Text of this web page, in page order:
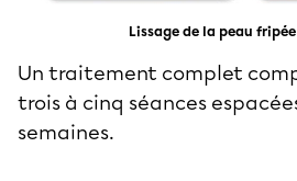
Lissage de la peau
Un traitement complet
trois à cinq séances
semaines.